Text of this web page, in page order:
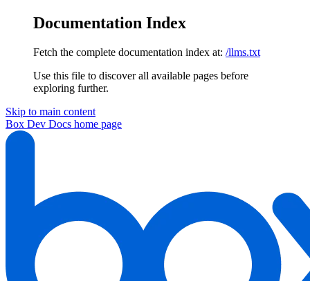
Documentation Index
Fetch the complete documentation index at: /llms.txt
Use this file to discover all available pages before
exploring further.
Skip to main content
Box Dev Docs home page